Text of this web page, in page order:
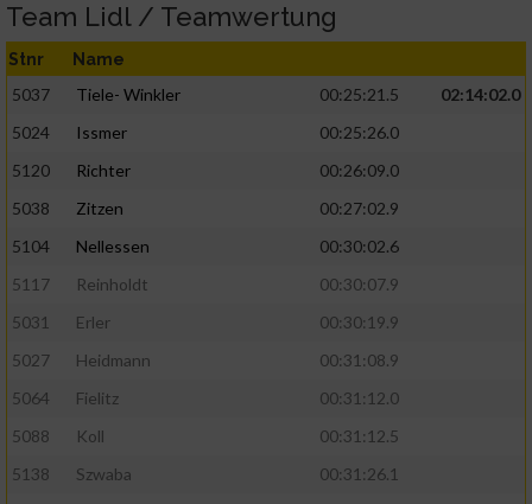
Team Lidl / Teamwertung
Stnr Name
5037 Tiele- Winkler 00:25:21.5
02:14:02.0
5024
Issmer
00:25:26.0
5120
Richter
00:26:09.0
5038
Zitzen
00:27:02.9
5104
Nellessen
00:30:02.6
5117
Reinholdt
00:30:07.9
5031
Erler
00:30:19.9
5027
Heidmann
00:31:08.9
5064
Fielitz
00:31:12.0
5088
Koll
00:31:12.5
5138
Szwaba
00:31:26.1